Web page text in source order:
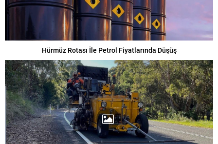
Hürmüz Rotası İle Petrol Fiyatlarında Düşüş